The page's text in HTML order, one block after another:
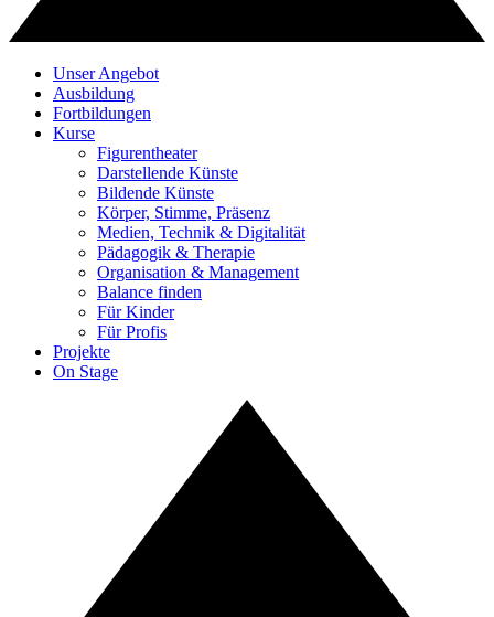
Unser Angebot
Ausbildung
Fortbildungen
Kurse
Figurentheater
Darstellende Künste
Bildende Künste
Körper, Stimme, Präsenz
Medien, Technik & Digitalität
Pädagogik & Therapie
Organisation & Management
Balance finden
Für Kinder
Für Profis
Projekte
On Stage